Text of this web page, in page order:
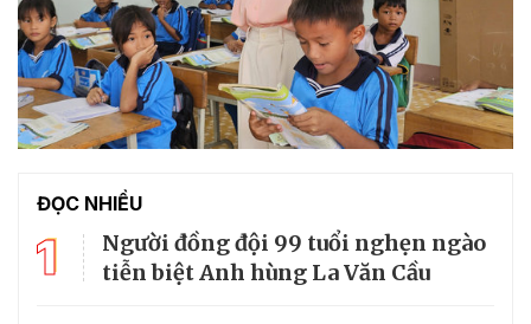
ĐỌC NHIỀU
1
Người đồng đội 99 tuổi nghẹn ngào
tiễn biệt Anh hùng La Văn Cầu